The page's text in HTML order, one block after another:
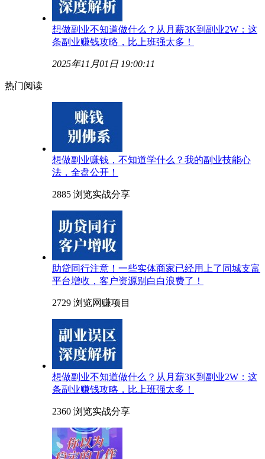
想做副业不知道做什么？从月薪3K到副业2W：这
条副业赚钱攻略，比上班强太多！
2025年11月01日 19:00:11
热门阅读
想做副业赚钱，不知道学什么？我的副业技能心
法，全盘公开！
2885 浏览实战分享
助贷同行注意！一些实体商家已经用上了同城支富
平台增收，客户资源别白白浪费了！
2729 浏览网赚项目
想做副业不知道做什么？从月薪3K到副业2W：这
条副业赚钱攻略，比上班强太多！
2360 浏览实战分享